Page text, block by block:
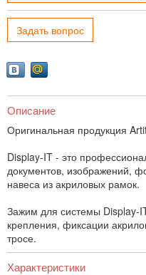
Задать вопрос
Описание
Оригинальная продукция
Display-IT - это
документов, изображений,
навеса из акриловых рамок.
Зажим для системы Display-
крепления, фиксации
тросе.
Характеристики